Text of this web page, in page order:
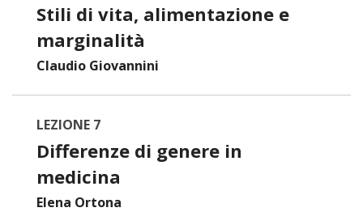
Stili di vita, alimentazione e
marginalità
Claudio Giovannini
LEZIONE 7
Differenze di genere in
medicina
Elena Ortona